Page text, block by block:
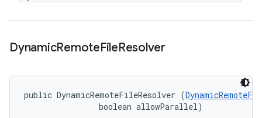
DynamicRemoteFileResolver
public DynamicRemoteFileResolver (
                boolean allowParallel)